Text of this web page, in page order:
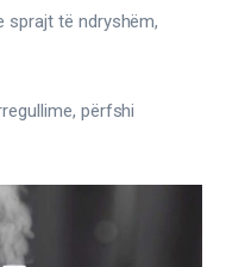
sprajt të ndryshëm,
përfshi